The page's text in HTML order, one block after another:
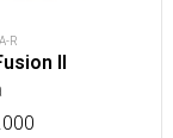
R
II